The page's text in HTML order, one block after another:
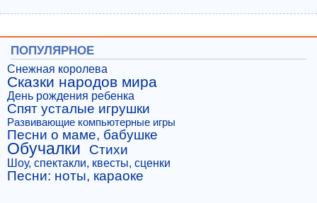
ПОПУЛЯРНОЕ
Снежная королева
Сказки народов мира
День рождения ребенка
Спят усталые игрушки
Развивающие компьютерные игры
Песни о маме, бабушке
Обучалки Стихи
Шоу, спектакли, квесты, сценки
Песни: ноты, караоке